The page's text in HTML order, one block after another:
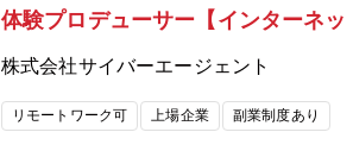
体験プロデューサー【インターネッ
株式会社サイバーエージェント
リモートワーク可 上場企業 副業制度あり